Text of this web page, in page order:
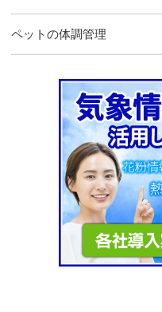
ペットの体調管理